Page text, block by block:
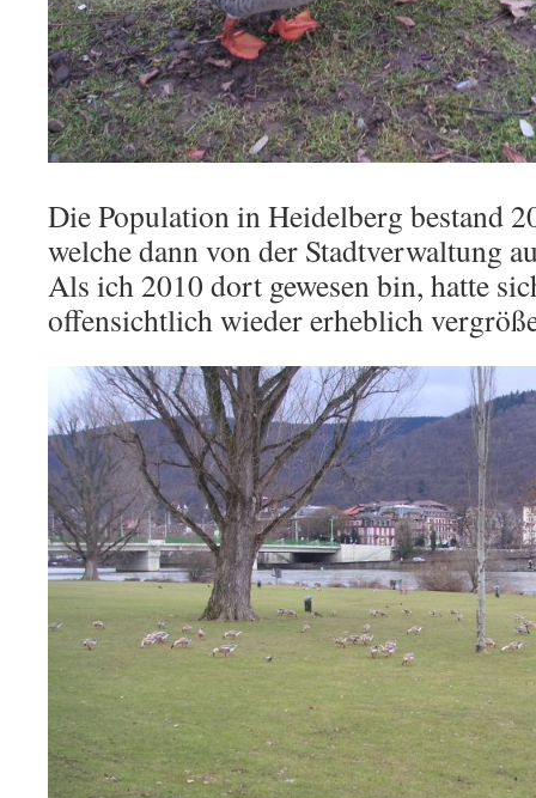
Die Population in Heidelberg bestand
welche dann von der Stadtverwaltung
Als ich 2010 dort gewesen bin, hatte
offensichtlich wieder erheblich